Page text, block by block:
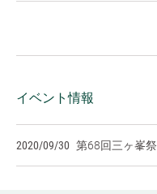
イベント情報
2020/09/30 第68回三ヶ峯祭